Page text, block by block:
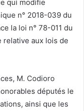
qui modifie
n° 2018-039 du
la loi n° 78-011 du
relative aux lois de
M. Codioro
députés le
ainsi que les